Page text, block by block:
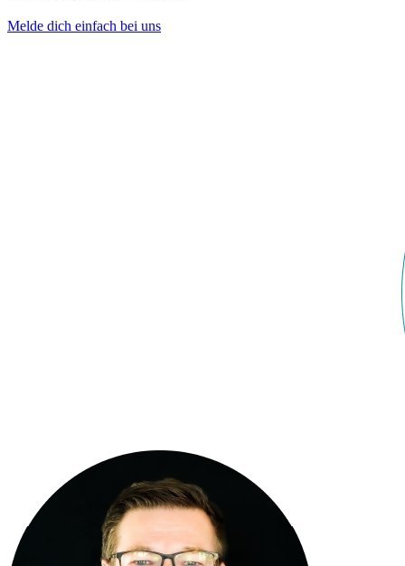
Melde dich einfach bei uns